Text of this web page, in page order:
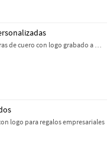
de cuero con logo grabado a …
logo para regalos empresariales